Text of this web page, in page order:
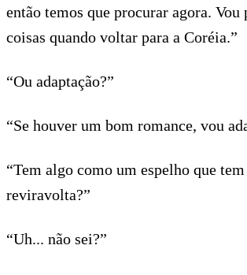
então temos que procurar agora. Vou
coisas quando voltar para a Coréia.”
“Ou adaptação?”
“Se houver um bom romance, vou
“Tem algo como um espelho que
reviravolta?”
“Uh... não sei?”